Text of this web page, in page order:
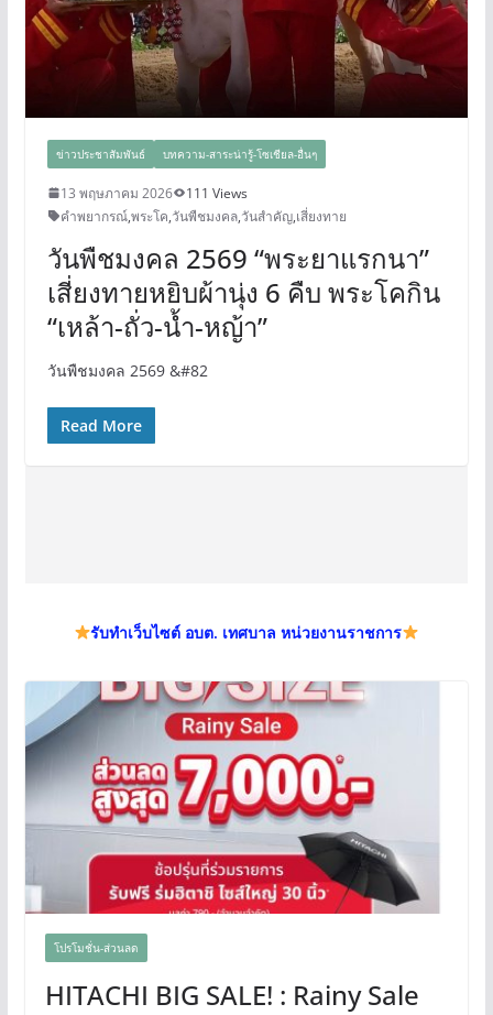
ข่าวประชาสัมพันธ์ บทความ-สาระน่ารู้-โซเชียล-อื่นๆ
13 พฤษภาคม 2026
111 Views
คำพยากรณ์,พระโค,วันพืชมงคล,วันสำคัญ,เสี่ยงทาย
วันพืชมงคล 2569 “พระยาแรกนา”
เสี่ยงทายหยิบผ้านุ่ง 6 คืบ พระโคกิน
“เหล้า-ถั่ว-น้ำ-หญ้า”
วันพืชมงคล 2569 &#82
Read More
รับทำเว็บไซต์ อบต. เทศบาล หน่วยงานราชการ
โปรโมชั่น-ส่วนลด
HITACHI BIG SALE! : Rainy Sale